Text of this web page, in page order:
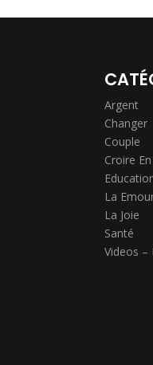
Argent
Changer
Couple
Croire
La
La Joie
Santé
Videos –